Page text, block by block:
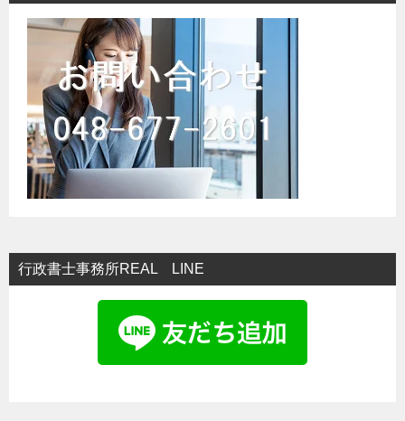
行政書士事務所REAL LINE